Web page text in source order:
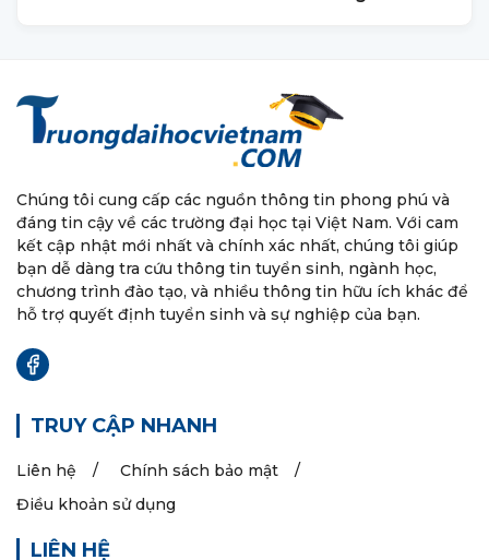
Chúng tôi cung cấp các nguồn thông tin phong phú và
đáng tin cậy về các trường đại học tại Việt Nam. Với cam
kết cập nhật mới nhất và chính xác nhất, chúng tôi giúp
bạn dễ dàng tra cứu thông tin tuyển sinh, ngành học,
chương trình đào tạo, và nhiều thông tin hữu ích khác để
hỗ trợ quyết định tuyển sinh và sự nghiệp của bạn.
TRUY CẬP NHANH
Liên hệ
Chính sách bảo mật
Điều khoản sử dụng
LIÊN HỆ